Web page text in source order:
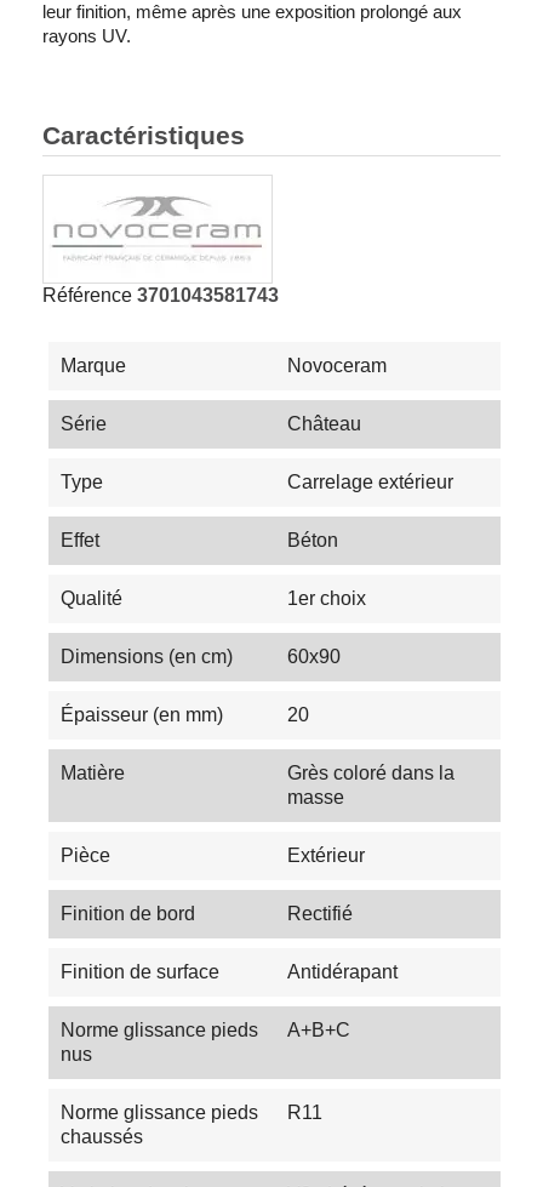
leur finition, même après une exposition prolongé aux
rayons UV.
Caractéristiques
Référence 3701043581743
Marque Novoceram
Série Château
Type Carrelage extérieur
Effet Béton
Qualité 1er choix
Dimensions (en cm) 60x90
Épaisseur (en mm) 20
Matière
Grès coloré dans la
masse
Pièce Extérieur
Finition de bord Rectifié
Finition de surface Antidérapant
Norme glissance pieds
nus
A+B+C
Norme glissance pieds
chaussés
R11